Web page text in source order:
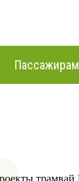
Пассажирам